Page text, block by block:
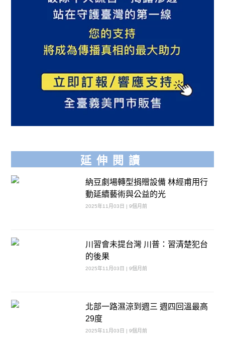
延伸閱讀
納豆劇場轉型捐贈設備 林經甫用行
動延續藝術與公益的光
2025年11月03日 | 9個月前
川習會未提台灣 川普：習清楚犯台
的後果
2025年11月03日 | 9個月前
北部一路濕涼到週三 週四回溫最高
29度
2025年11月03日 | 9個月前